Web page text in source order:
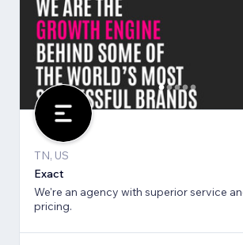
TN, US
Exact
We're an agency with superior service
pricing.